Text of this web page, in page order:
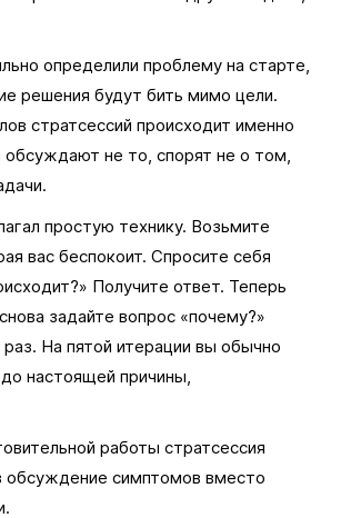
определили проблему на старте,
решения будут бить мимо цели.
стратсессий происходит именно
не то, спорят не о том,
простую технику. Возьмите
вас беспокоит. Спросите себя
Получите ответ. Теперь
задайте вопрос «почему?»
На пятой итерации вы обычно
настоящей причины,
работы стратсессия
обсуждение симптомов вместо